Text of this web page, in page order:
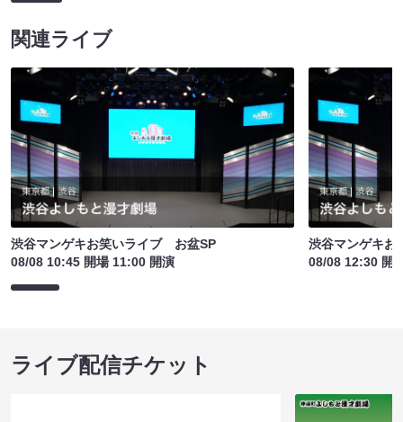
関連ライブ
渋谷マンゲキお笑いライブ お盆SP
08/08 10:45 開場 11:00 開演
渋谷マンゲキ
08/08 12:30 開
ライブ配信チケット